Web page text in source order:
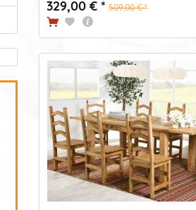
329,00 € * 509,00 € *